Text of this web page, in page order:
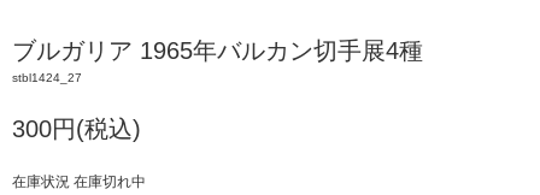
ブルガリア 1965年バルカン切手展4種
stbl1424_27
300円(税込)
在庫状況 在庫切れ中